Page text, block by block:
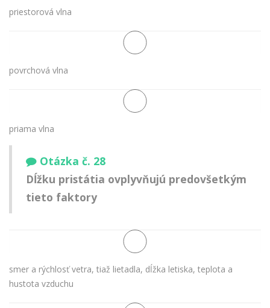
priestorová vlna
povrchová vlna
priama vlna
Otázka č. 28
Dĺžku pristátia ovplyvňujú predovšetkým
tieto faktory
smer a rýchlosť vetra, tiaž lietadla, dĺžka letiska, teplota a
hustota vzduchu